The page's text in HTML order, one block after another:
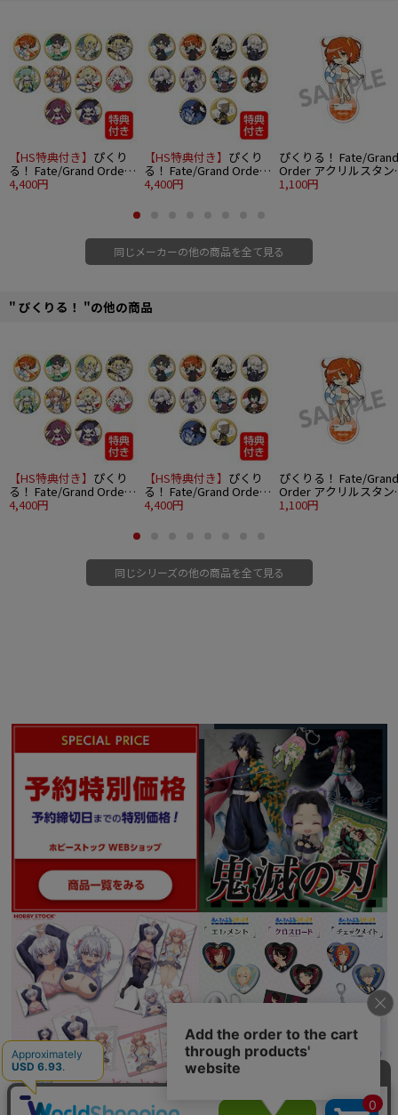
【HS特典付き】 ぴくり
る！ Fate/Grand Order
トレーディング缶バッジ
4,400円
【HS特典付き】 ぴくり
る！ Fate/Grand Order
トレーディング缶バッジ
4,400円
ぴくりる！ Fate/Grand
Order アクリルスタン
vol.7 マスター/主人公
1,100円
同じメーカーの他の商品を全て見る
" ぴくりる！ "の他の商品
【HS特典付き】 ぴくり
る！ Fate/Grand Order
トレーディング缶バッジ
4,400円
【HS特典付き】 ぴくり
る！ Fate/Grand Order
トレーディング缶バッジ
4,400円
ぴくりる！ Fate/Grand
Order アクリルスタン
vol.7 マスター/主人公
1,100円
同じシリーズの他の商品を全て見る